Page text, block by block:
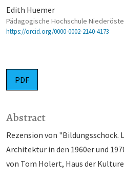
Edith Huemer
Pädagogische Hochschule
https://orcid.org/0000-0002-2140-4173
PDF
Abstract
Rezension von "Bildungsschock.
Architektur in den 1960er und
von Tom Holert, Haus der